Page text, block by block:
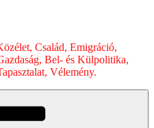
Család, Emigráció,
Bel- és Külpolitika,
Vélemény.